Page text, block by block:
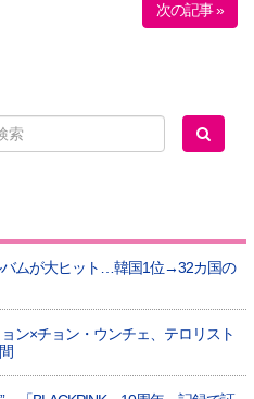
次の記事 »
バムが大ヒット…韓国1位→32カ国の
ン×チョン・ウンチェ、テロリスト